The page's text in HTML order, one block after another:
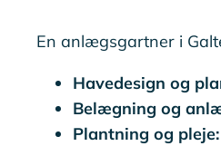
En anlægsgartner i
Havedesign og
Belægning og
Plantning og pleje: